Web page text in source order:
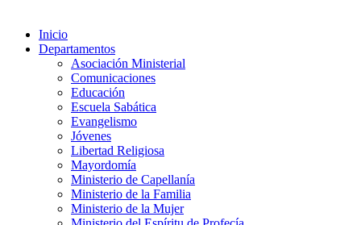
Inicio
Departamentos
Asociación Ministerial
Comunicaciones
Educación
Escuela Sabática
Evangelismo
Jóvenes
Libertad Religiosa
Mayordomía
Ministerio de Capellanía
Ministerio de la Familia
Ministerio de la Mujer